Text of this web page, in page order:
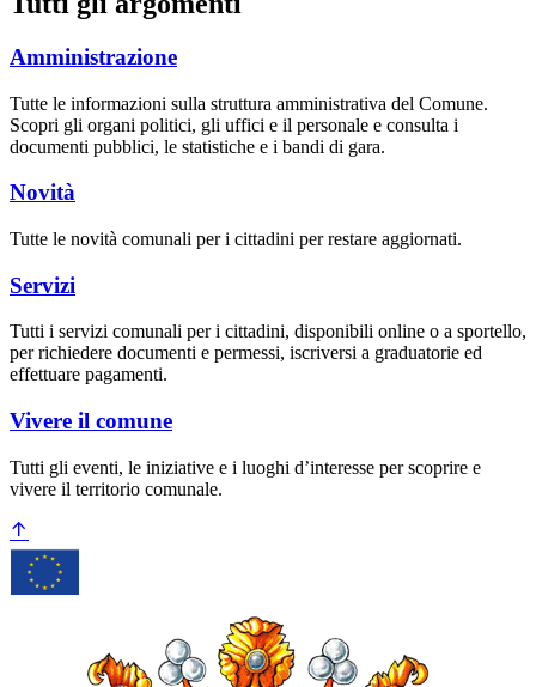
Amministrazione
Tutte le informazioni sulla struttura amministrativa del Comune.
Scopri gli organi politici, gli uffici e il personale e consulta i
documenti pubblici, le statistiche e i bandi di gara.
Novità
Tutte le novità comunali per i cittadini per restare aggiornati.
Servizi
Tutti i servizi comunali per i cittadini, disponibili online o a sportello,
per richiedere documenti e permessi, iscriversi a graduatorie ed
effettuare pagamenti.
Vivere il comune
Tutti gli eventi, le iniziative e i luoghi d’interesse per scoprire e
vivere il territorio comunale.